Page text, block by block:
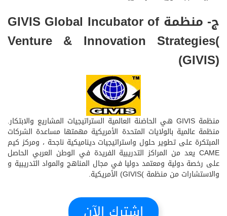
ج- منظمة GIVIS Global Incubator of
Venture & Innovation Strategies(
(GIVIS)
منظمة GIVIS هي الحاضنة العالمية الستراتيجيات المشاريع والابتكار.
منظمة عالمية بالولايات المتحدة الأمريكية مهمتها مساعدة الشركات
المبتكرة على تطوير حلول واستراتيجيات ديناميكية ناجحة ، ومركز كيم
CAME يعد من المراكز التدريبية الفريدة في الوطن العربي الحاصل
على رخصة دولية ومعتمد دوليا في مجال المناهج والمواد التدريبية و
والاستشارات من منظمة )GIVIS) الأمريكية.